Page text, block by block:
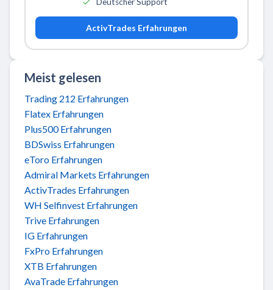
ActivTrades Erfahrungen
Meist gelesen
Trading 212 Erfahrungen
Flatex Erfahrungen
Plus500 Erfahrungen
BDSwiss Erfahrungen
eToro Erfahrungen
Admiral Markets Erfahrungen
ActivTrades Erfahrungen
WH Selfinvest Erfahrungen
Trive Erfahrungen
IG Erfahrungen
FxPro Erfahrungen
XTB Erfahrungen
AvaTrade Erfahrungen